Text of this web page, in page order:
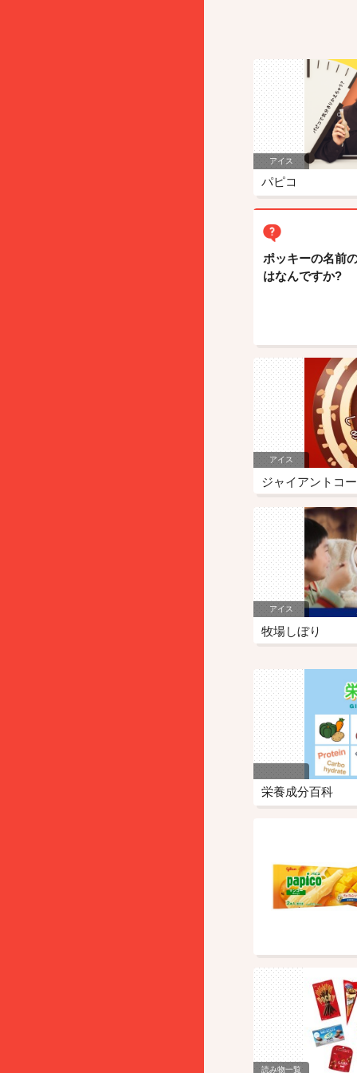
アイス
パピコ
ポッキーの名前
はなんですか?
アイス
ジャイアントコ
アイス
牧場しぼり
栄養成分百科
読み物一覧